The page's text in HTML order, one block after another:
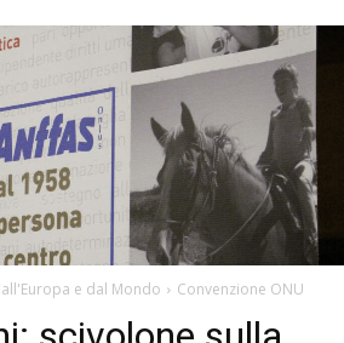
e dal Mondo Convenzione ONU